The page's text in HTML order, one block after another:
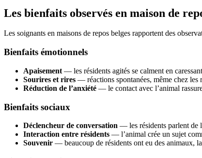
Les bienfaits observés en maison de
Les soignants en maisons de repos belges rapportent des
Bienfaits émotionnels
Apaisement — les résidents agités se calment en
Sourires et rires — réactions spontanées, même chez les
Réduction de l’anxiété — le contact avec l’animal
Bienfaits sociaux
Déclencheur de conversation — les résidents parlent de
Interaction entre résidents — l’animal crée un sujet
Souvenir — beaucoup de résidents ont eu des animaux,